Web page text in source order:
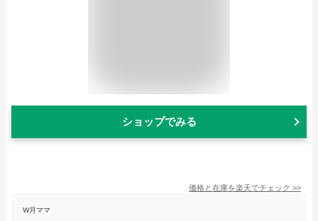
ショップでみる
価格と在庫を楽天でチェック >>
W月ママ